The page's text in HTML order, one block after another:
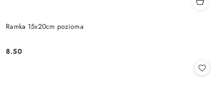
Ramka 15x20cm pozioma
Cena:
8.50